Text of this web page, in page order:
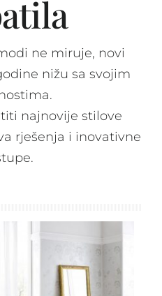
ne miruje, novi
nižu sa svojim
najnovije stilove
rješenja i inovativne